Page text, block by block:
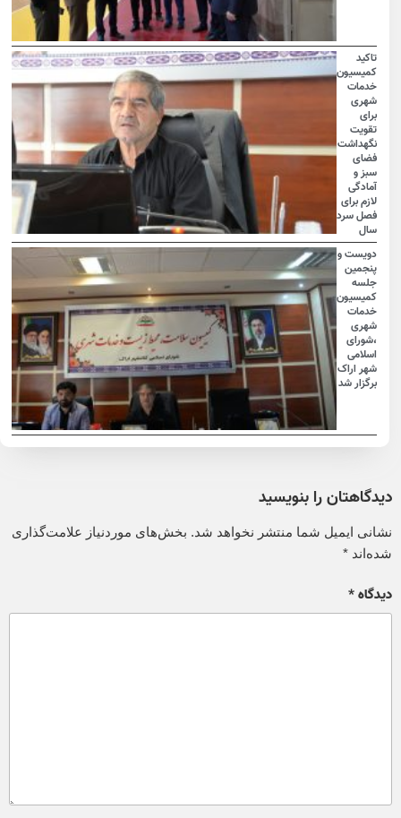
تاکید
کمیسیون
خدمات
شهری
برای
تقویت
نگهداشت
فضای
سبز و
آمادگی
لازم برای
فصل سرد
سال
دویست و
پنجمین
جلسه
کمیسیون
خدمات
شهری
،شورای
اسلامی
شهر اراک
برگزار شد
دیدگاهتان را بنویسید
نشانی ایمیل شما منتشر نخواهد شد. بخش‌های موردنیاز علامت‌گذاری
شده‌اند*
دیدگاه*